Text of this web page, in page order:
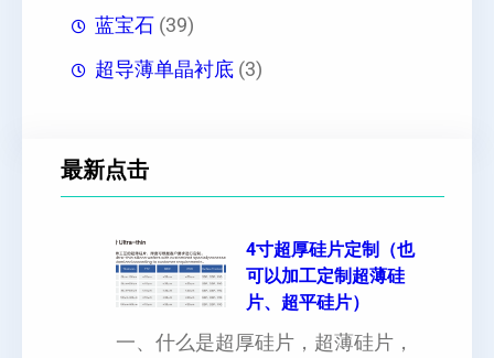
蓝宝石 (39)
超导薄单晶衬底 (3)
最新点击
4寸超厚硅片定制（也
可以加工定制超薄硅
片、超平硅片）
一、什么是超厚硅片，超薄硅片，